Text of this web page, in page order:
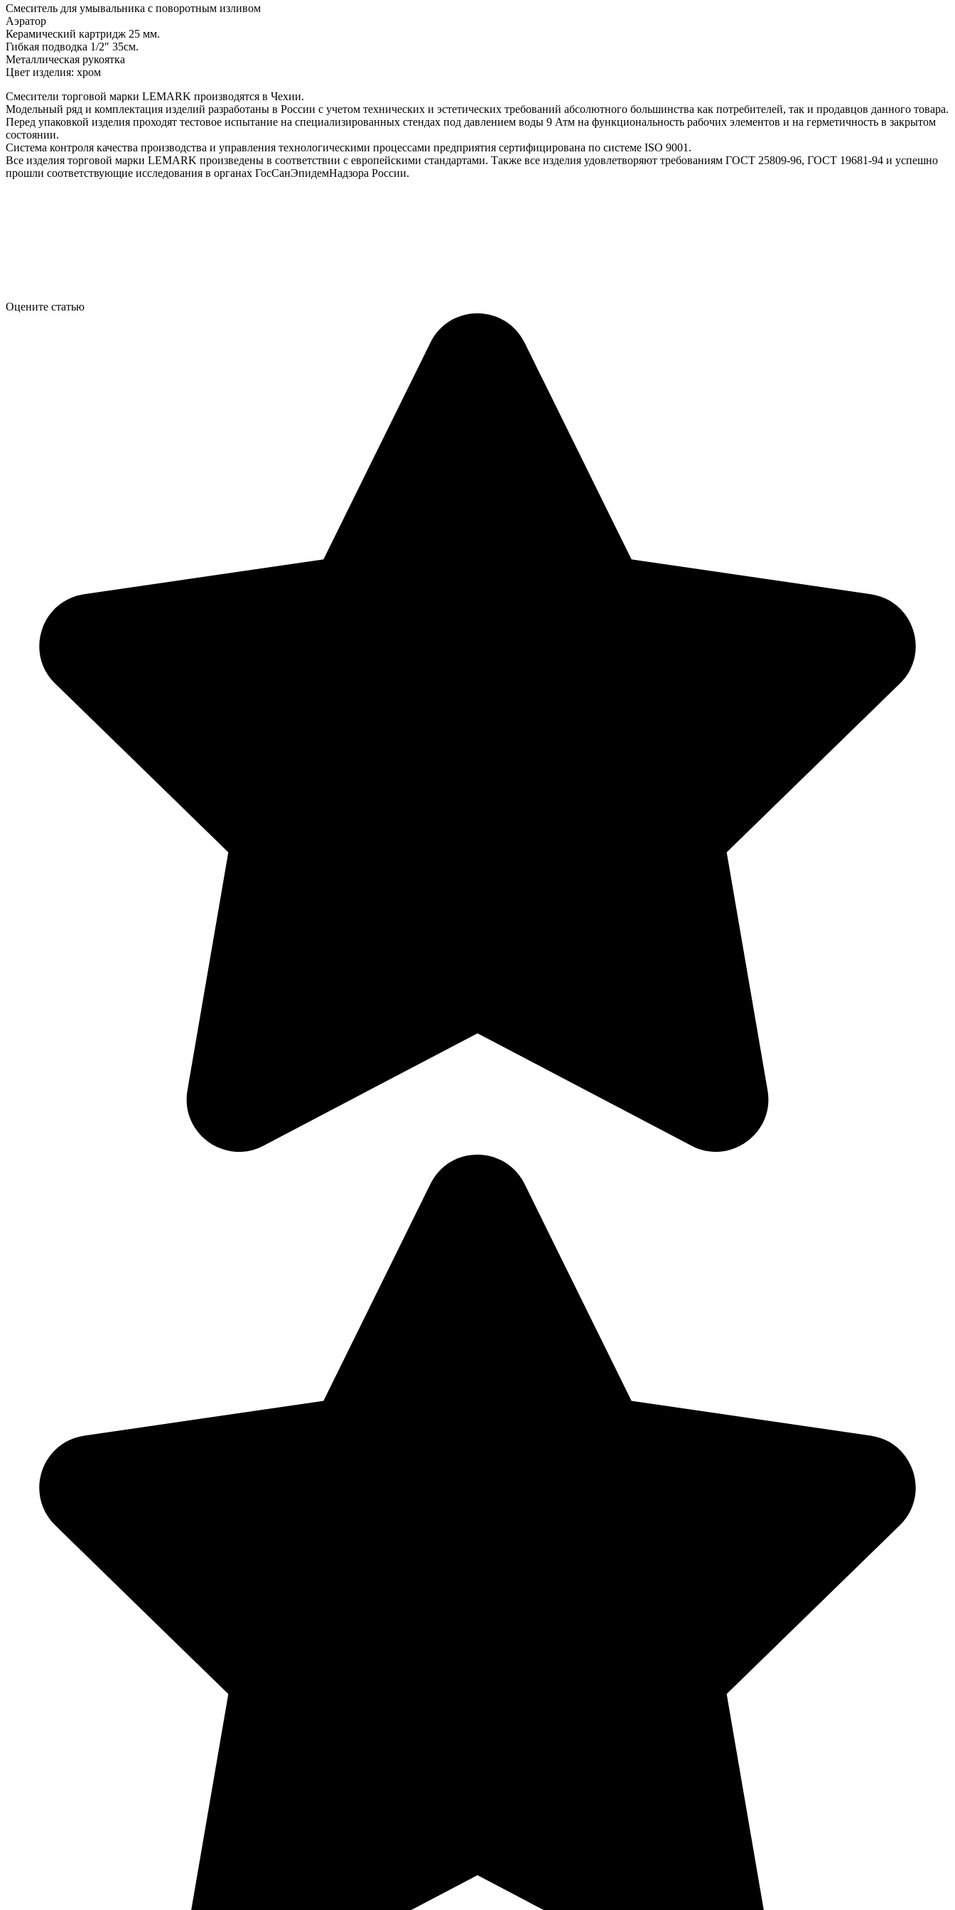
Смеситель для умывальника с поворотным изливом
Аэратор
Керамический картридж 25 мм.
Гибкая подводка 1/2″ 35см.
Металлическая рукоятка
Цвет изделия: хром
Смесители торговой марки LEMARK производятся в Чехии.
Модельный ряд и комплектация изделий разработаны в России с учетом технических и эстетических требований абсолютного большинства как потребителей, так и продавцов данного товара.
Перед упаковкой изделия проходят тестовое испытание на специализированных стендах под давлением воды 9 Атм на функциональность рабочих элементов и на герметичность в закрытом
состоянии.
Система контроля качества производства и управления технологическими процессами предприятия сертифицирована по системе ISO 9001.
Все изделия торговой марки LEMARK произведены в соответствии с европейскими стандартами. Также все изделия удовлетворяют требованиям ГОСТ 25809-96, ГОСТ 19681-94 и успешно
прошли соответствующие исследования в органах ГосСанЭпидемНадзора России.
Оцените статью